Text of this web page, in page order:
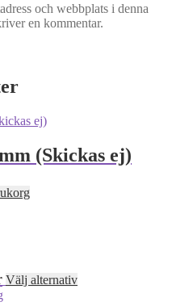
och webbplats i denna
en kommentar.
(Skickas ej)
Prisintervall:
149,00kr
Välj alternativDen
här